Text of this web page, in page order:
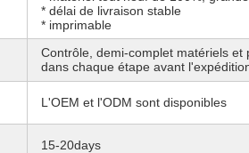
* délai de livraison stable
* imprimable
Contrôle, demi-complet matériels et
dans chaque étape avant
L'OEM et l'ODM sont disponibles
15-20days